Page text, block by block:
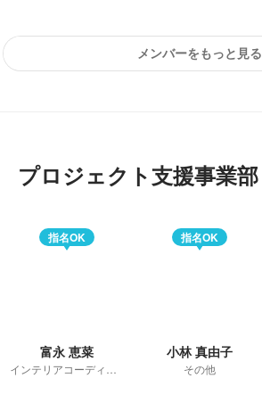
メンバーをもっと見る
プロジェクト支援事業部
指名OK
富永 恵菜
指名OK
小林 真由子
その他